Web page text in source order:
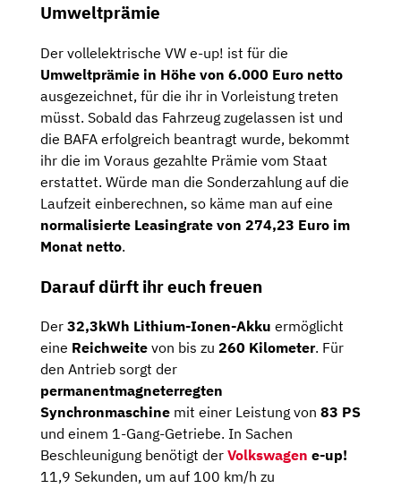
Umweltprämie
Der vollelektrische VW e-up! ist für die
Umweltprämie in Höhe von 6.000 Euro netto
ausgezeichnet, für die ihr in Vorleistung treten
müsst. Sobald das Fahrzeug zugelassen ist und
die BAFA erfolgreich beantragt wurde, bekommt
ihr die im Voraus gezahlte Prämie vom Staat
erstattet. Würde man die Sonderzahlung auf die
Laufzeit einberechnen, so käme man auf eine
normalisierte Leasingrate von 274,23 Euro im
Monat netto.
Darauf dürft ihr euch freuen
Der 32,3kWh Lithium-Ionen-Akku ermöglicht
eine Reichweite von bis zu 260 Kilometer. Für
den Antrieb sorgt der
permanentmagneterregten
Synchronmaschine mit einer Leistung von 83 PS
und einem 1-Gang-Getriebe. In Sachen
Beschleunigung benötigt der Volkswagen e-up!
11,9 Sekunden, um auf 100 km/h zu